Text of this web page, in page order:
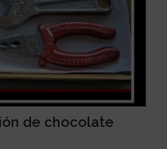
de chocolate